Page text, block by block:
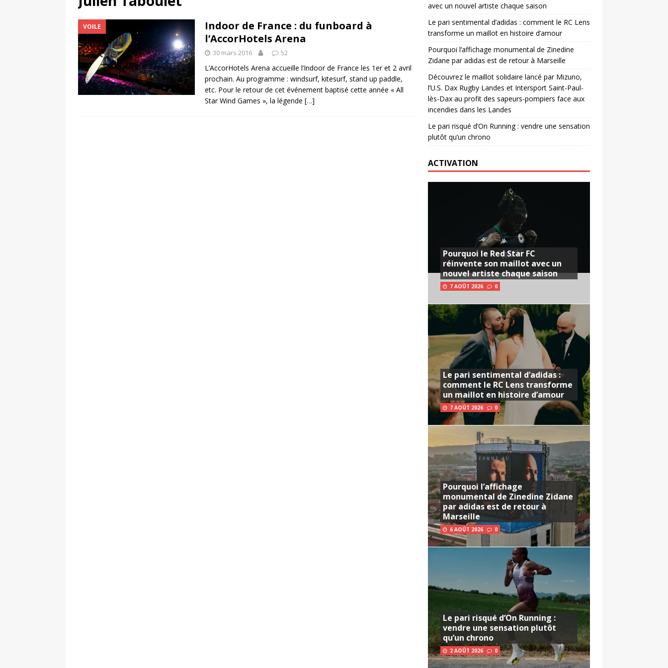
Saint-Paul-lès-Dax au profit des sapeurs-pompiers face aux incendies dans les Landes
RUGBY
[ 2 août 2026 ]
Le pari risqué d’On Running : vendre une sensation plutôt qu’un chrono
[ 7 août 2026 ] Pourquoi le Red Star FC réinvente son maillot avec un nouvel artiste chaque saison
ACTIVATION
VOILE
Indoor de France : du funboard à
l’AccorHotels Arena
30 mars 2016 52
L’AccorHotels Arena accueille l’Indoor de France les 1er et 2 avril
prochain. Au programme : windsurf, kitesurf, stand up paddle,
etc. Pour le retour de cet événement baptisé cette année « All
Star Wind Games », la légende […]
avec un nouvel artiste chaque saison
Le pari sentimental d’adidas : comment le RC Lens
transforme un maillot en histoire d’amour
Pourquoi l’affichage monumental de Zinedine
Zidane par adidas est de retour à Marseille
Découvrez le maillot solidaire lancé par Mizuno,
l’U.S. Dax Rugby Landes et Intersport Saint-Paul-
lès-Dax au profit des sapeurs-pompiers face aux
incendies dans les Landes
Le pari risqué d’On Running : vendre une sensation
plutôt qu’un chrono
ACTIVATION
Pourquoi le Red Star FC
réinvente son maillot avec un
nouvel artiste chaque saison
7 AOÛT 2026 0
Le pari sentimental d’adidas :
comment le RC Lens transforme
un maillot en histoire d’amour
7 AOÛT 2026 0
Pourquoi l’affichage
monumental de Zinedine Zidane
par adidas est de retour à
Marseille
6 AOÛT 2026 0
Le pari risqué d’On Running :
vendre une sensation plutôt
qu’un chrono
2 AOÛT 2026 0